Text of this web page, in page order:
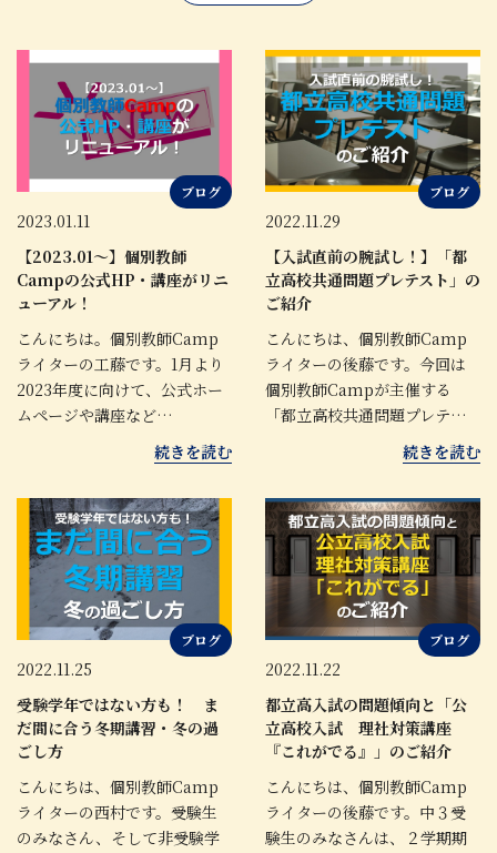
ブログ
2023.01.11
【2023.01～】個別教師
Campの公式HP・講座がリニ
ューアル！
こんにちは。個別教師Camp
ライターの工藤です。1月より
2023年度に向けて、公式ホー
ムページや講座など…
続きを読む
ブログ
2022.11.29
【入試直前の腕試し！】「都
立高校共通問題プレテスト」の
ご紹介
こんにちは、個別教師Camp
ライターの後藤です。今回は
個別教師Campが主催する
「都立高校共通問題プレテ…
続きを読む
ブログ
2022.11.25
受験学年ではない方も！ ま
だ間に合う冬期講習・冬の過
ごし方
こんにちは、個別教師Camp
ライターの西村です。受験生
のみなさん、そして非受験学
ブログ
2022.11.22
都立高入試の問題傾向と「公
立高校入試 理社対策講座
『これがでる』」のご紹介
こんにちは、個別教師Camp
ライターの後藤です。中３受
験生のみなさんは、２学期期